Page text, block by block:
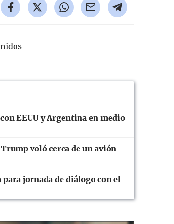
EEUU y Argentina en medio
voló cerca de un avión
jornada de diálogo con el